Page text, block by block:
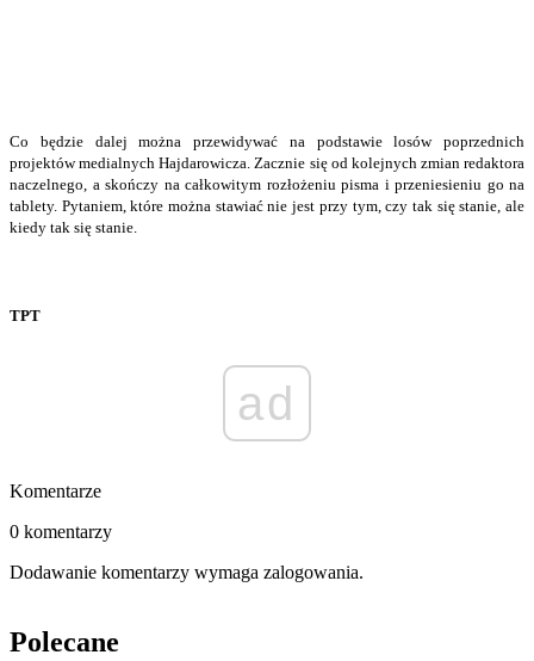
Co będzie dalej można przewidywać na podstawie losów poprzednich
projektów medialnych Hajdarowicza. Zacznie się od kolejnych zmian redaktora
naczelnego, a skończy na całkowitym rozłożeniu pisma i przeniesieniu go na
tablety. Pytaniem, które można stawiać nie jest przy tym, czy tak się stanie, ale
kiedy tak się stanie.
TPT
ad
Komentarze
0 komentarzy
Dodawanie komentarzy wymaga zalogowania.
Polecane